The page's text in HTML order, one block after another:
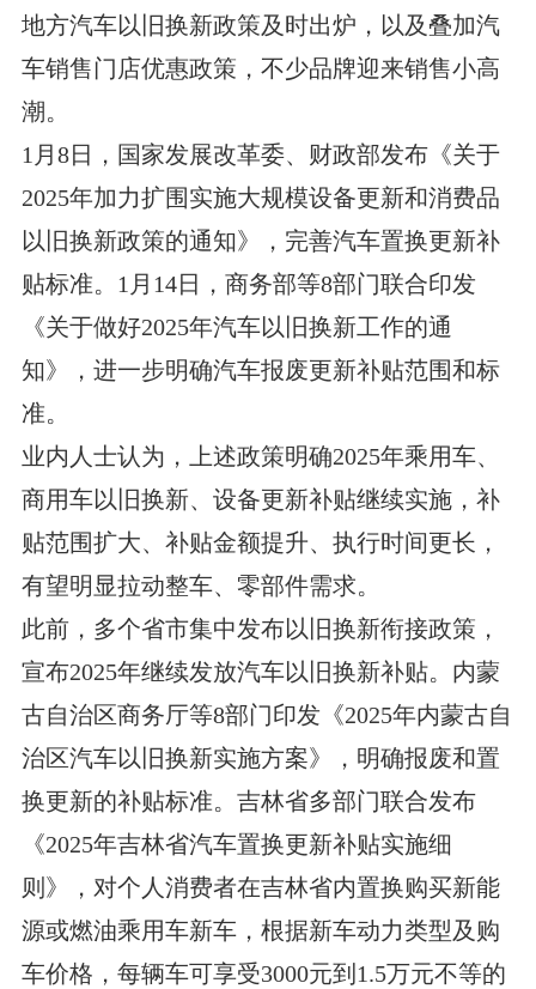
地方汽车以旧换新政策及时出炉，以及叠加汽
车销售门店优惠政策，不少品牌迎来销售小高
潮。
1月8日，国家发展改革委、财政部发布《关于
2025年加力扩围实施大规模设备更新和消费品
以旧换新政策的通知》，完善汽车置换更新补
贴标准。1月14日，商务部等8部门联合印发
《关于做好2025年汽车以旧换新工作的通
知》，进一步明确汽车报废更新补贴范围和标
准。
业内人士认为，上述政策明确2025年乘用车、
商用车以旧换新、设备更新补贴继续实施，补
贴范围扩大、补贴金额提升、执行时间更长，
有望明显拉动整车、零部件需求。
此前，多个省市集中发布以旧换新衔接政策，
宣布2025年继续发放汽车以旧换新补贴。内蒙
古自治区商务厅等8部门印发《2025年内蒙古自
治区汽车以旧换新实施方案》，明确报废和置
换更新的补贴标准。吉林省多部门联合发布
《2025年吉林省汽车置换更新补贴实施细
则》，对个人消费者在吉林省内置换购买新能
源或燃油乘用车新车，根据新车动力类型及购
车价格，每辆车可享受3000元到1.5万元不等的